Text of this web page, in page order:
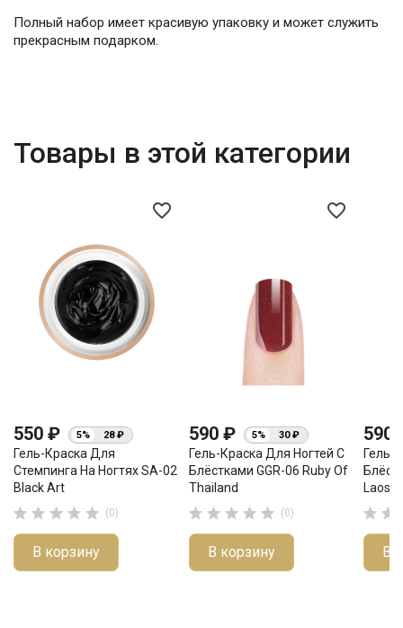
Полный набор имеет красивую упаковку и может служить
прекрасным подарком.
Товары в этой категории
favorite_border
550 ₽ 5% 28 ₽
Гель-Краска Для
Стемпинга На Ногтях SA-02
Black Art
     (0)
В корзину
favorite_border
590 ₽ 5% 30 ₽
Гель-Краска Для Ногтей С
Блёстками GGR-06 Ruby Of
Thailand
     (0)
В корзину
590
Гель-
Laos
 
В